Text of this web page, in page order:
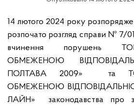
14 лютого 2024 року
розпочато розгляд справи № 7/
вчинення порушень
ОБМЕЖЕНОЮ
ПОЛТАВА 2009» та
ОБМЕЖЕНОЮ
ЛАЙН» законодавства про